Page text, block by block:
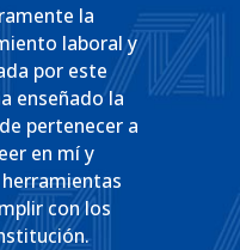
la
laboral y
por este
enseñado la
pertenecer a
en mí y
con los